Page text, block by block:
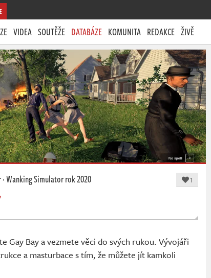
VIDEA SOUTĚŽE DATABÁZE KOMUNITA REDAKCE ŽIVĚ
·Wanking Simulatorrok 2020 1
Gay Bay a vezmete věci do svých rukou. Vývojáři
a masturbace s tím, že můžete jít kamkoli